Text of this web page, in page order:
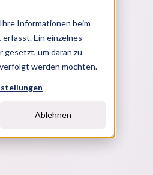
Informationen beim
Ein einzelnes
gesetzt, um daran zu
werden möchten.
Ablehnen
an